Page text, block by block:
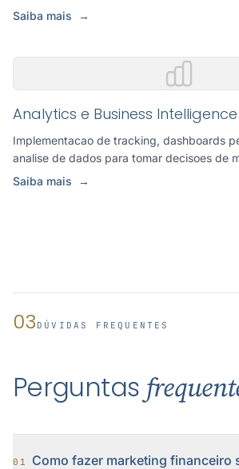
comuni...
Saiba mais →
Analytics e Business Intelligence
Implementacao de tracking, dashboards
analise de dados para tomar decisoes de
em evi...
Saiba mais →
03 DÚVIDAS FREQUENTES
Perguntas
01
Como fazer marketing financeiro